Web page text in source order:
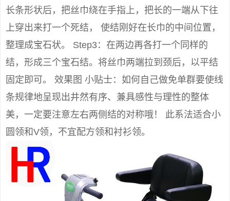
长条形状后，把丝巾绕在手指上，把长的一端从下往
上穿出来打一个死结， 使结刚好在长巾的中间位置，
整理成宝石状。 Step3：在两边再各打一个同样的
结，形成三个宝石结。将丝巾两端拉到颈后，以平结
固定即可。 效果图 小贴士：如何自己做免单群要使线
条规律地呈现出井然有序、兼具感性与理性的整体
美，一定要注意左右两侧结的对称哦！ 此系法适合小
圆领和V领，不宜配方领和衬衫领。